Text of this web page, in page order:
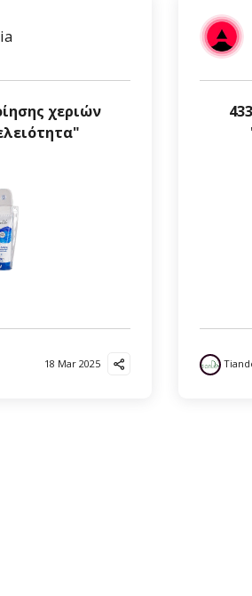
χεριών
18 Mar 2025